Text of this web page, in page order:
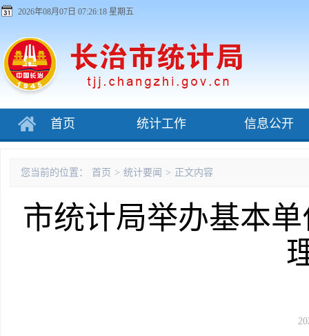
2026年08月07日 07:26:19 星期五
首页 统计工作 信息公开
您当前的位置： 首页 > 统计要闻 > 正文内容
市统计局举办基本